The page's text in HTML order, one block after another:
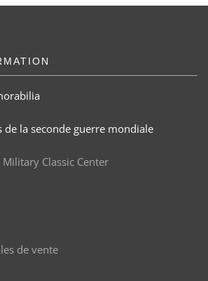
de la seconde guerre mondiale
Military Classic Center
de vente